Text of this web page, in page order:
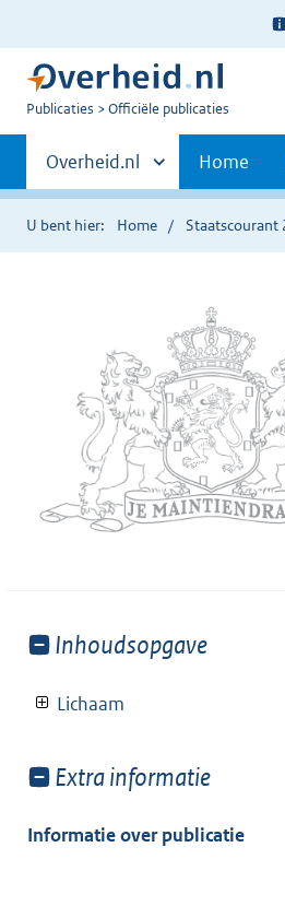
U
Publicaties Officiële publicaties
Primaire
navigatie
Andere
sites
binnen
Overheid.nl Home
U bent hier: Home Staatscourant
Toon
van:
Inhoudsopgave
Lichaam
Toon
van:
Extra informatie
Informatie over publicatie